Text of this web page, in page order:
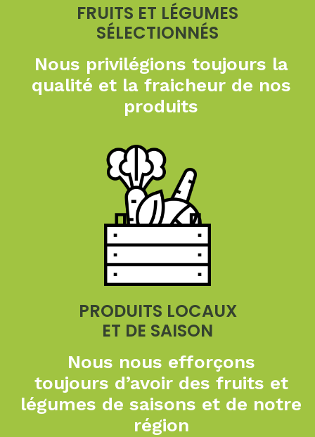
FRUITS ET LÉGUMES
SÉLECTIONNÉS
Nous privilégions toujours la
qualité et la fraicheurde nos
produits
PRODUITS LOCAUX
ET DE SAISON
Nous nous efforçons
toujours d’avoir des fruits et
légumes de saisons et de notre
région